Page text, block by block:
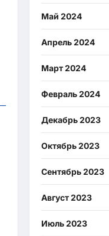
Май 2024
Апрель 2024
Март 2024
Февраль 2024
Декабрь 2023
Октябрь 2023
Сентябрь 2023
Август 2023
Июль 2023